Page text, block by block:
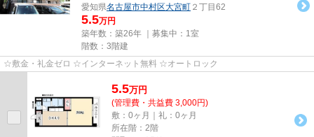
愛知県名古屋市中村区大宮町 ２丁目62
5.5万円
築年数：築26年 ｜募集中： 1室
階数：3階建
☆敷金・礼金ゼロ ☆インターネット無料 ☆オートロック
5.5万円
(管理費・共益費 3,000円)
敷：0ヶ月｜礼：0ヶ月
所在階：2階